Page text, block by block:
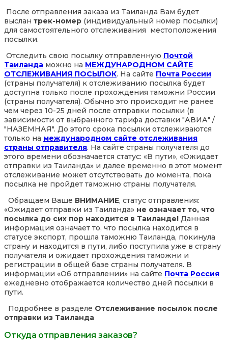
После отправления заказа из Таиланда Вам будет
выслан трек-номер (индивидуальный номер посылки)
для самостоятельного отслеживания местоположения
посылки.
Отследить свою посылку отправленную Почтой
Таиланда можно на МЕЖДУНАРОДНОМ САЙТЕ
ОТСЛЕЖИВАНИЯ ПОСЫЛОК. На сайте Почта России
(страны получателя) к отслеживанию посылка будет
доступна только после прохождения таможни России
(страны получателя). Обычно это происходит не ранее
чем через 10-25 дней после отправки посылки (в
зависимости от выбранного тарифа доставки "АВИА" /
"НАЗЕМНАЯ". До этого срока посылки отслеживаются
только на международном сайте отслеживания
страны отправителя. На сайте страны получателя до
этого времени обозначается статус: «В пути», «Ожидает
отправки из Таиланда» и далее временно в этот момент
отслеживание может отсутствовать до момента, пока
посылка не пройдет таможню страны получателя.
Обращаем Ваше ВНИМАНИЕ, статус отправления:
«Ожидает отправки из Таиланда» не означает то, что
посылка до сих пор находится в Таиланде! Данная
информация означает то, что посылка находится в
статусе экспорт, прошла таможню Таиланда, покинула
страну и находится в пути, либо поступила уже в страну
получателя и ожидает прохождения таможни и
регистрации в общей базе страны получателя. В
информации «Об отправлении» на сайте Почта Россия
ежедневно отображается количество дней посылки в
пути.
Подробнее в разделе Отслеживание посылок после
отправки из Таиланда
Откуда отправления заказов?